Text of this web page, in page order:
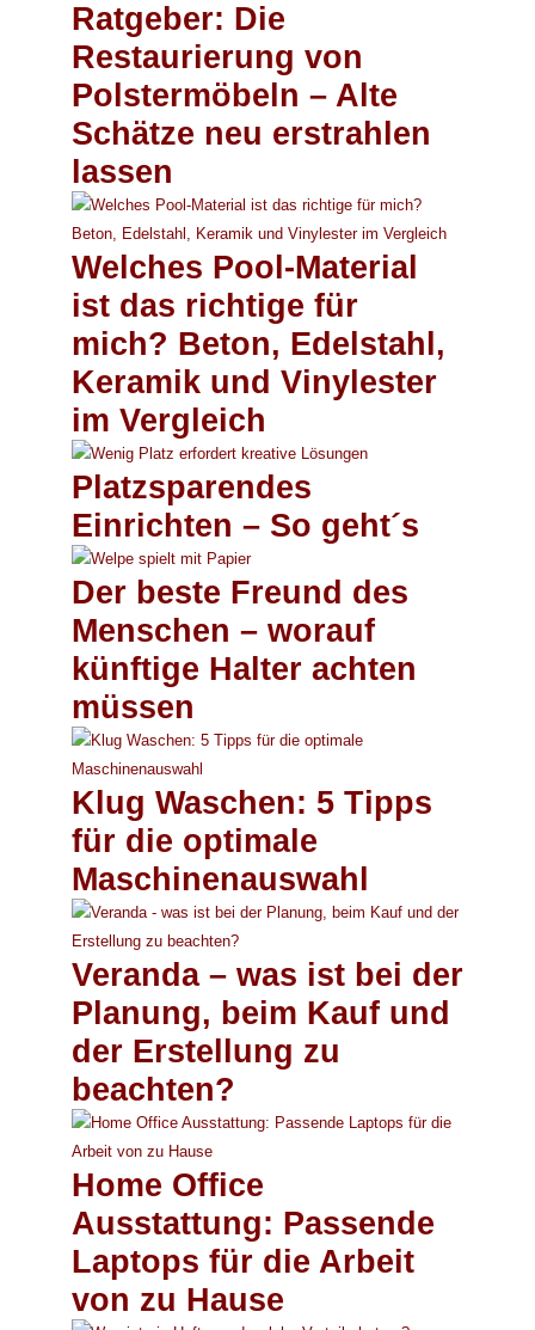
Ratgeber: Die
Restaurierung von
Polstermöbeln – Alte
Schätze neu erstrahlen
lassen
Welches Pool-Material
ist das richtige für
mich? Beton, Edelstahl,
Keramik und Vinylester
im Vergleich
Platzsparendes
Einrichten – So geht´s
Der beste Freund des
Menschen – worauf
künftige Halter achten
müssen
Klug Waschen: 5 Tipps
für die optimale
Maschinenauswahl
Veranda – was ist bei der
Planung, beim Kauf und
der Erstellung zu
beachten?
Home Office
Ausstattung: Passende
Laptops für die Arbeit
von zu Hause